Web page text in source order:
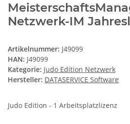
Netzwerk-IM
Artikelnummer: J49099
HAN: J49099
Kategorie: Judo Edition Netzwerk
Hersteller: DATASERVICE Software
Judo Edition - 1 Arbeitsplatzlizenz